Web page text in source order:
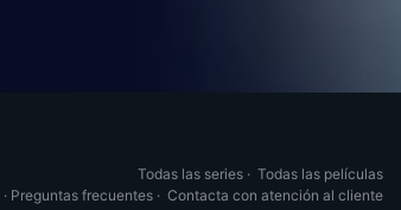
Todas las series · Todas las películas
· Preguntas frecuentes · Contacta con atención al cliente